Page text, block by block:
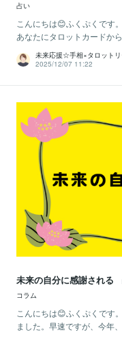
占い
こんにちは😊ふくぷくです
あなたにタロットカードか
未来応援☆手相×タロットリ
2025/12/07 11:22
未来の自分に感謝される
コラム
こんにちは😊ふくぷくです
ました。早速ですが、今年